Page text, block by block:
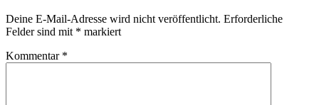
Deine E-Mail-Adresse wird nicht veröffentlicht. Erforderliche
Felder sind mit * markiert
Kommentar *